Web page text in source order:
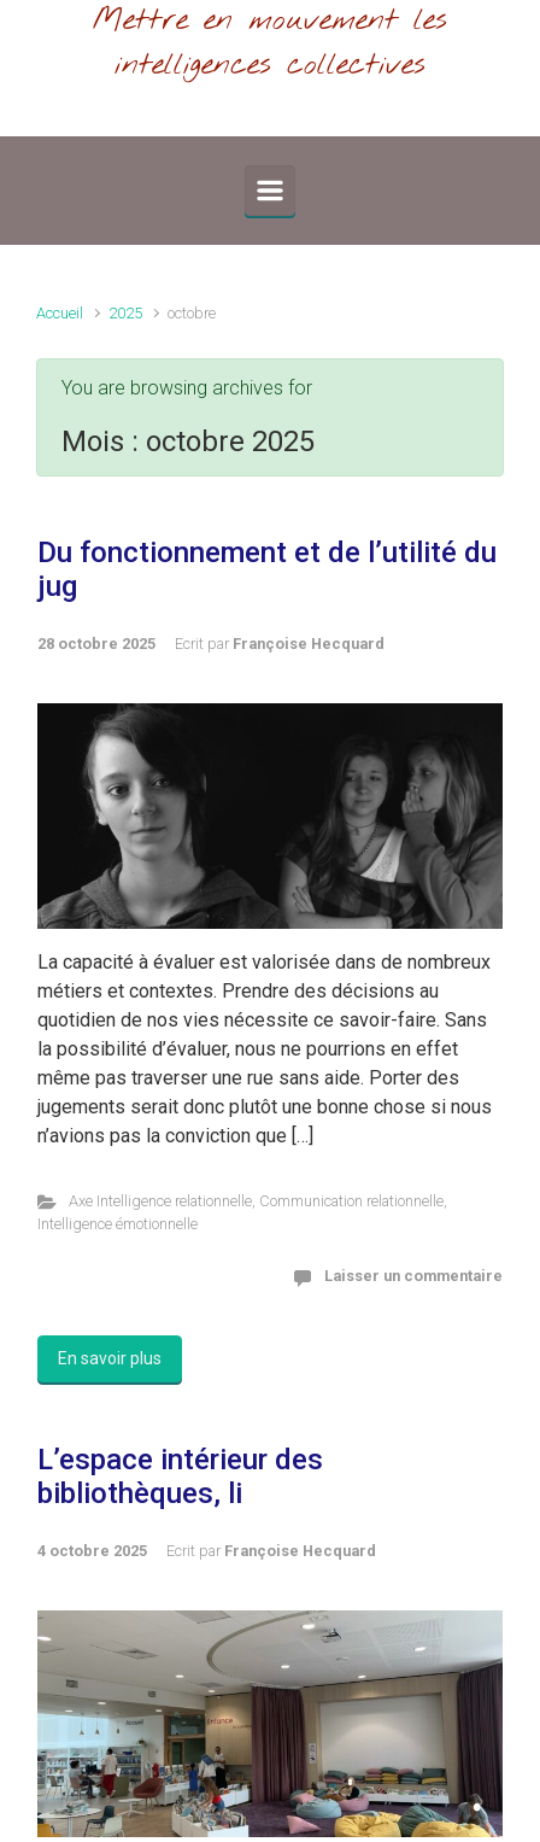
Mettre en mouvement les
intelligences collectives
Accueil 2025 octobre
You are browsing archives for
Mois : octobre 2025
Du fonctionnement et de l’utilité du
jug
28 octobre 2025 Ecrit par Françoise Hecquard
La capacité à évaluer est valorisée dans de nombreux
métiers et contextes. Prendre des décisions au
quotidien de nos vies nécessite ce savoir-faire. Sans
la possibilité d’évaluer, nous ne pourrions en effet
même pas traverser une rue sans aide. Porter des
jugements serait donc plutôt une bonne chose si nous
n’avions pas la conviction que […]
Axe Intelligence relationnelle, Communication relationnelle,
Intelligence émotionnelle
Laisser un commentaire
En savoir plus
L’espace intérieur des
bibliothèques, li
4 octobre 2025 Ecrit par Françoise Hecquard